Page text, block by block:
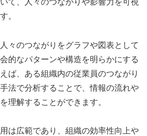
。
々のつながりをグラフや図表として
的なパターンや構造を明らかにする
ば、ある組織内の従業員のつながり
法で分析することで、情報の流れや
理解することができます。
は広範であり、組織の効率性向上や